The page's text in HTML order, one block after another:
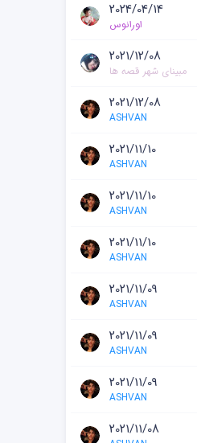
2024/04/14
اورانوس
2021/12/08
مبینای شهر قصه ها
2021/12/08
ASHVAN
2021/11/10
ASHVAN
2021/11/10
ASHVAN
2021/11/10
ASHVAN
2021/11/09
ASHVAN
2021/11/09
ASHVAN
2021/11/09
ASHVAN
2021/11/08